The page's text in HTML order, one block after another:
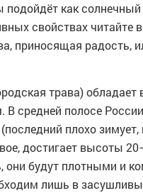
как
свойствах
приносящая радость,
трава)
В средней полосе
плохо
достигает высоты
они будут плотными и
лишь в